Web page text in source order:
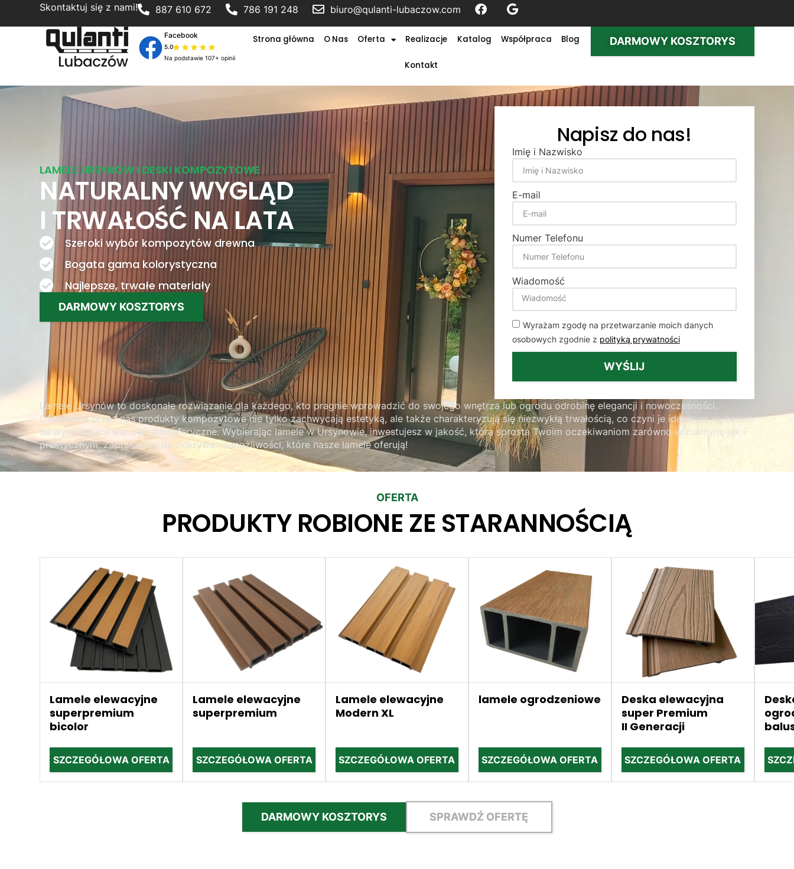
Skontaktuj się z nami! 887 610 672 786 191 248 biuro@qulanti-lubaczow.com
Facebook
5.0
Na podstawie 107+ opinii
Strona główna O Nas Oferta Realizacje Katalog Współpraca Blog
Kontakt
DARMOWY KOSZTORYS
LAMELE URSYNÓW I DESKI KOMPOZYTOWE
NATURALNY WYGLĄD
I TRWAŁOŚĆ NA LATA
Szeroki wybór kompozytów drewna
Bogata gama kolorystyczna
Najlepsze, trwałe materiały
DARMOWY KOSZTORYS
Napisz do nas!
Imię i Nazwisko
E-mail
Numer Telefonu
Wiadomość
Wyrażam zgodę na przetwarzanie moich danych
osobowych zgodnie z polityką prywatności
WYŚLIJ
Lamele Ursynów to doskonałe rozwiązanie dla każdego, kto pragnie wprowadzić do swojego wnętrza lub ogrodu odrobinę elegancji i nowoczesności.
Oferowane przez nas produkty kompozytowe nie tylko zachwycają estetyką, ale także charakteryzują się niezwykłą trwałością, co czyni je idealnym wyborem
na wymagające warunki atmosferyczne. Wybierając lamele w Ursynowie, inwestujesz w jakość, która sprosta Twoim oczekiwaniom zarówno wizualnym, jak i
praktycznym. Zapraszamy do odkrywania możliwości, które nasze lamele oferują!
OFERTA
PRODUKTY ROBIONE ZE STARANNOŚCIĄ
Lamele elewacyjne
superpremium
bicolor
SZCZEGÓŁOWA OFERTA
Lamele elewacyjne
superpremium
SZCZEGÓŁOWA OFERTA
Lamele elewacyjne
Modern XL
SZCZEGÓŁOWA OFERTA
lamele ogrodzeniowe
SZCZEGÓŁOWA OFERTA
Deska elewacyjna
super Premium
II Generacji
SZCZEGÓŁOWA OFERTA
DARMOWY KOSZTORYS SPRAWDŹ OFERTĘ